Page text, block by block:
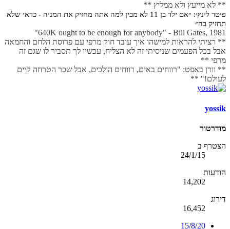
** לא מייעץ ולא ממליץ **
פיטר לינץ׳: ״אם ילד בן 11 לא מבין למה אתה מחזיק את המניה - כדאי שלא
תחזיק בה״
640K ought to be enough for anybody" - Bill Gates, 1981"
** רציתי להראות למישהו איך עובד חוק מרפי עם פרוסת הלחם והחמאה
אבל בכל הפעמים שניסיתי זה לא הצליח, עכשיו לך תסביר לו שגם זה
מרפי **
** וורן באפט: "רווחים באים, רווחים הולכים, אבל שכר הטרחה קיים
לעולם!" **
yossik
מודרטור
הצטרף ב
24/1/15
הודעות
14,202
דירוג
16,452
15/8/20